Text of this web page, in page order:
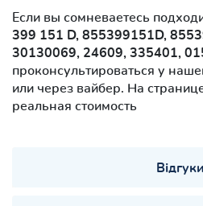
Если вы сомневаетесь
399 151 D, 855399151D,
30130069, 24609, 335401,
проконсультироваться у
или через вайбер. На
реальная стоимость
Відгуки